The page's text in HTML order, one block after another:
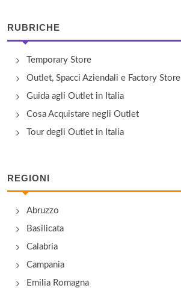
Cereria Ronca
via della Cooperazione 13, Trento
Confezioni Moda Italia S.r.l.
via Giulio Catoni 147, Trento
Dolomiten Sportwear
località Piera 2/A, Tesero
RUBRICHE
Temporary Store
Outlet, Spacci Aziendali e Factory Store
Guida agli Outlet in Italia
Cosa Acquistare negli Outlet
Tour degli Outlet in Italia
REGIONI
Abruzzo
Basilicata
Calabria
Campania
Emilia Romagna